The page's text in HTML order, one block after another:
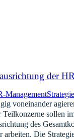
der
ManagementStrategie
voneinander
Teilkonzerne sollen
des
arbeiten. Die